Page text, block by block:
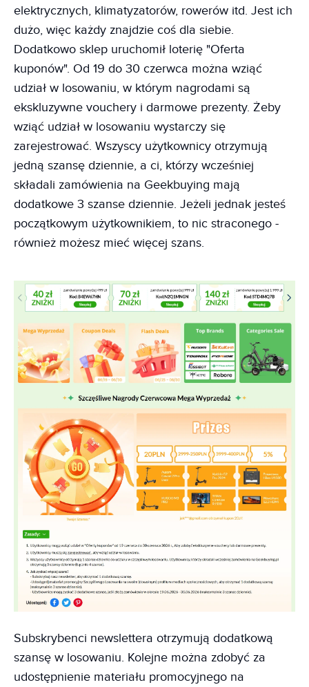
elektrycznych, klimatyzatorów, rowerów itd. Jest ich
dużo, więc każdy znajdzie coś dla siebie.
Dodatkowo sklep uruchomił loterię "Oferta
kuponów". Od 19 do 30 czerwca można wziąć
udział w losowaniu, w którym nagrodami są
ekskluzywne vouchery i darmowe prezenty. Żeby
wziąć udział w losowaniu wystarczy się
zarejestrować. Wszyscy użytkownicy otrzymują
jedną szansę dziennie, a ci, którzy wcześniej
składali zamówienia na Geekbuying mają
dodatkowe 3 szanse dziennie. Jeżeli jednak jesteś
początkowym użytkownikiem, to nic straconego -
również możesz mieć więcej szans.
Subskrybenci newslettera otrzymują dodatkową
szansę w losowaniu. Kolejne można zdobyć za
udostępnienie materiału promocyjnego na